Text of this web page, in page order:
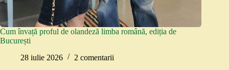
Cum învață proful de olandeză limba română, ediția de
București
28 iulie 2026
2 comentarii